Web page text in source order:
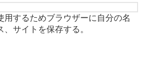
用するためブラウザーに自分の名
サイトを保存する。